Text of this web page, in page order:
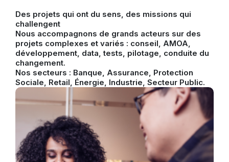
Des projets qui ont du sens, des missions qui
challengent
Nous accompagnons de grands acteurs sur des
projets complexes et variés : conseil, AMOA,
développement, data, tests, pilotage, conduite du
changement.
Nos secteurs : Banque, Assurance, Protection
Sociale, Retail, Énergie, Industrie, Secteur Public.